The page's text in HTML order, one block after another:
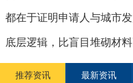
都在于证明申请人与城市
底层逻辑，比盲目堆砌材料
推荐资讯 最新资讯